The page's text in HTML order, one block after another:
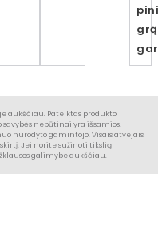
aukščiau. Pateiktas produkto
nebūtinai yra išsamios.
nurodyto gamintojo. Visais atvejais,
Jei norite sužinoti tikslią
galimybe aukščiau.